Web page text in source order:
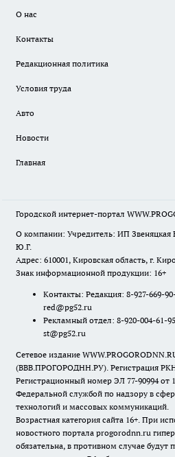
О нас
Контакты
Редакционная политика
Условия труда
Авто
Новости
Главная
Городской интернет-портал
О компании: Учредитель: ИП Звеняцкая
Ю.Г.
Адрес: 610001, Кировская область, г.
Знак информационной продукции: 16+
Контакты: Редакция: 8-927-669-
red@pg52.ru
Рекламный отдел: 8-920-004-61-
st@pg52.ru
Сетевое издание
(ВВВ.ПРОГОРОДНН.РУ). Регистрация
Регистрационный номер ЭЛ 77-90994 от
Федеральной службой по надзору в
технологий и массовых коммуникаций.
Возрастная категория сайта 16+. При
новостного портала progorodnn.ru
обязательна, в противном случае